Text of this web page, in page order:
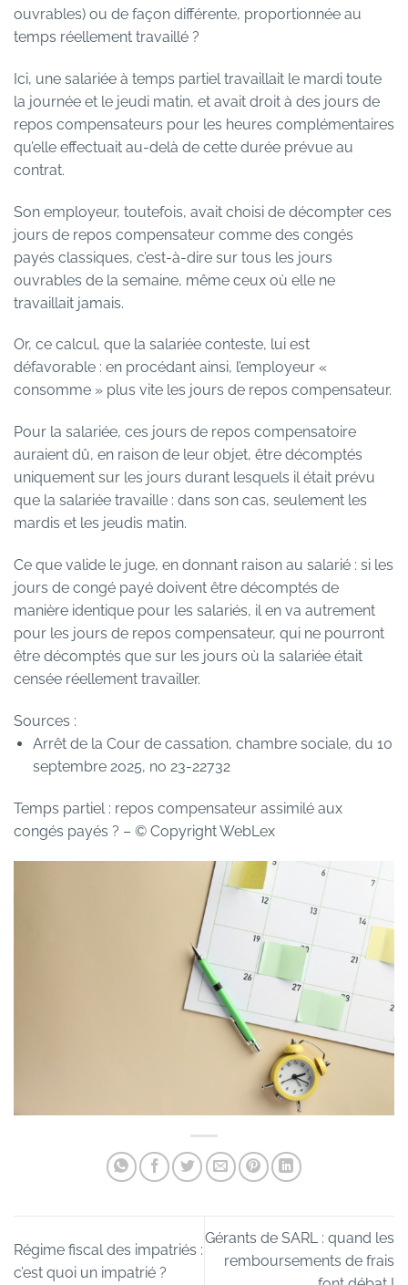
ouvrables) ou de façon différente, proportionnée au
temps réellement travaillé ?
Ici, une salariée à temps partiel travaillait le mardi toute
la journée et le jeudi matin, et avait droit à des jours de
repos compensateurs pour les heures complémentaires
qu’elle effectuait au-delà de cette durée prévue au
contrat.
Son employeur, toutefois, avait choisi de décompter ces
jours de repos compensateur comme des congés
payés classiques, c’est-à-dire sur tous les jours
ouvrables de la semaine, même ceux où elle ne
travaillait jamais.
Or, ce calcul, que la salariée conteste, lui est
défavorable : en procédant ainsi, l’employeur «
consomme » plus vite les jours de repos compensateur.
Pour la salariée, ces jours de repos compensatoire
auraient dû, en raison de leur objet, être décomptés
uniquement sur les jours durant lesquels il était prévu
que la salariée travaille : dans son cas, seulement les
mardis et les jeudis matin.
Ce que valide le juge, en donnant raison au salarié : si les
jours de congé payé doivent être décomptés de
manière identique pour les salariés, il en va autrement
pour les jours de repos compensateur, qui ne pourront
être décomptés que sur les jours où la salariée était
censée réellement travailler.
Sources :
Arrêt de la Cour de cassation, chambre sociale, du 10
septembre 2025, no 23-22732
Temps partiel : repos compensateur assimilé aux
congés payés ? – © Copyright WebLex
Régime fiscal des impatriés :
c’est quoi un impatrié ?
Gérants de SARL : quand les
remboursements de frais